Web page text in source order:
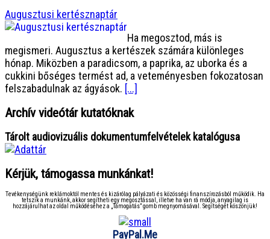
Augusztusi kertésznaptár
Ha megosztod, más is
megismeri. Augusztus a kertészek számára különleges
hónap. Miközben a paradicsom, a paprika, az uborka és a
cukkini bőséges termést ad, a veteményesben fokozatosan
felszabadulnak az ágyások. [...]
Archív videótár kutatóknak
Tárolt audiovizuális dokumentumfelvételek katalógusa
Kérjük, támogassa munkánkat!
Tevékenységünk reklámoktól mentes és kizárólag pályázati és közösségi finanszírozásból működik. Ha
tetszik a munkánk, akkor segítheti egy megosztással, illetve ha van rá módja, anyagilag is
hozzájárulhat az oldal működéséhez a „Támogatás” gomb megnyomásával. Segítségét köszönjük!
PayPal.Me